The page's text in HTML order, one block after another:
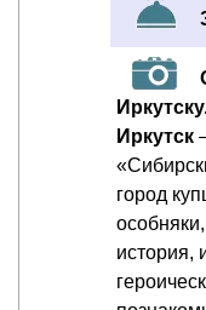
Иркутск
город
история,